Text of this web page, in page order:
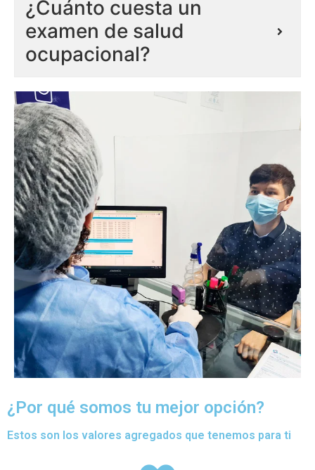
¿Cuánto cuesta un
examen de salud
ocupacional?
¿Por qué somos tu mejor opción?
Estos son los valores agregados que tenemos para ti